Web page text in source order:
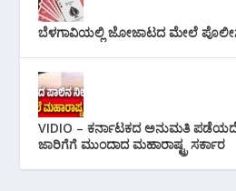
ಬೆಳಗಾವಿಯಲ್ಲಿ ಜೋಜಾಟದ ಮೇಲೆ
VIDIO – ಕರ್ನಾಟಕದ ಅನುಮತಿ
ಜಾರಿಗೆಗೆ ಮುಂದಾದ ಮಹಾರಾಷ್ಟ್ರ ಸರ್ಕಾರ